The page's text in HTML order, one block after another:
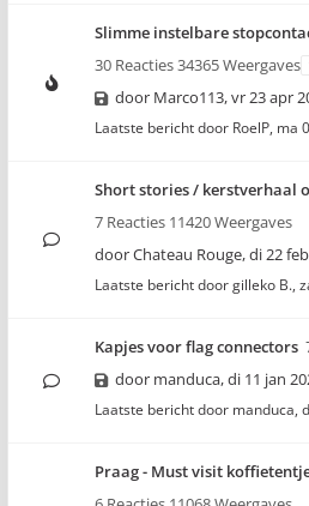
Slimme instelbare
30 Reacties 34365 Weergaves
door Marco113,vr 23 apr
Laatste bericht door RoelP, ma
Short stories / kerstverhaal
7 Reacties 11420 Weergaves
doorChateau Rouge,di 22
Laatste bericht doorgilleko B.,
Kapjes voor flag connectors
door manduca,di 11 jan
Laatste bericht door manduca,
Praag - Must visit